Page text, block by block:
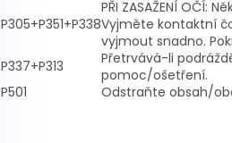
P305+P351+P338
PŘI ZASAŽENÍ OČÍ:
Vyjměte kontaktní
vyjmout snadno.
P337+P313
Přetrvává-li
pomoc/ošetření.
P501
Odstraňte obsah/